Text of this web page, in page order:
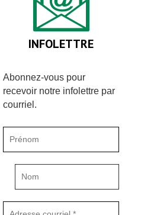
INFOLETTRE
Abonnez-vous pour
recevoir notre infolettre par
courriel.